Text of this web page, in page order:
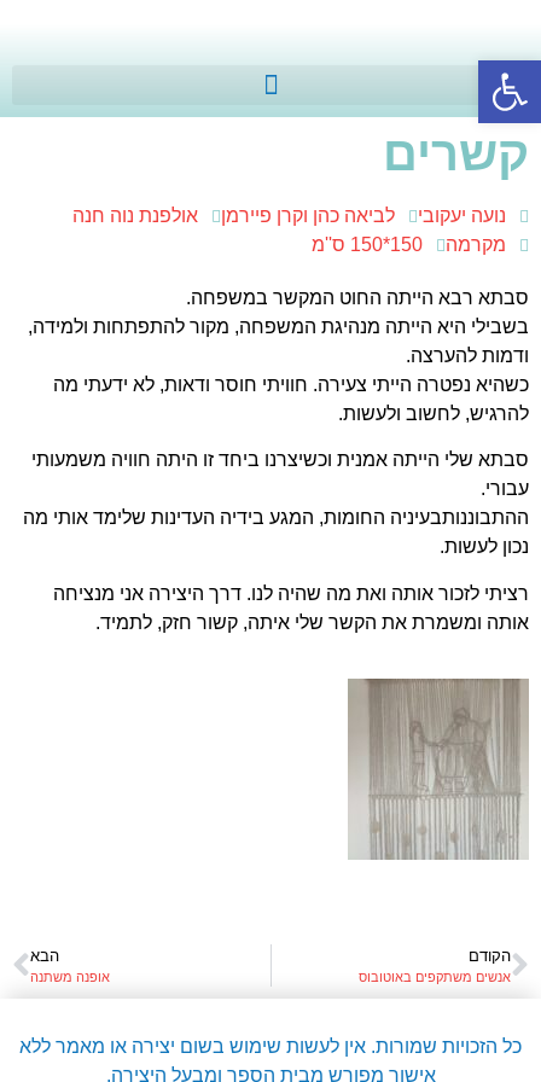
פתח סרגל נגישות
קשרים
נועה יעקובי לביאה כהן וקרן פיירמן
אולפנת נוה חנה
מקרמה
150*150 ס''מ
סבתא רבא הייתה החוט המקשר במשפחה.
בשבילי היא הייתה מנהיגת המשפחה, מקור להתפתחות ולמידה,
ודמות להערצה.
כשהיא נפטרה הייתי צעירה. חוויתי חוסר ודאות, לא ידעתי מה
להרגיש, לחשוב ולעשות.
סבתא שלי הייתה אמנית וכשיצרנו ביחד זו היתה חוויה משמעותי
עבורי.
ההתבוננותבעיניה החומות, המגע בידיה העדינות שלימד אותי מה
נכון לעשות.
רציתי לזכור אותה ואת מה שהיה לנו. דרך היצירה אני מנציחה
אותה ומשמרת את הקשר שלי איתה, קשור חזק, לתמיד.
הקודם
אנשים משתקפים באוטובוס
הבא
אופנה משתנה
כל הזכויות שמורות. אין לעשות שימוש בשום יצירה או מאמר ללא
אישור מפורש מבית הספר ומבעל היצירה.